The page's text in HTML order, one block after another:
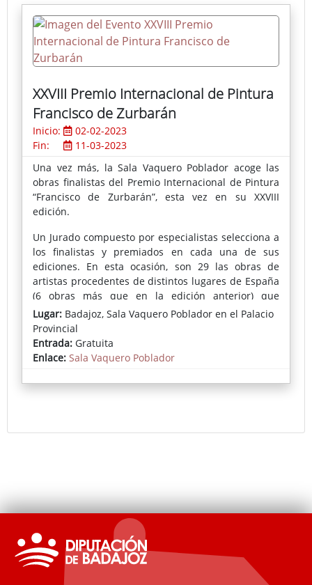
XXVIII Premio Internacional de Pintura
Francisco de Zurbarán
Inicio:
02-02-2023
Fin:
11-03-2023
Una vez más, la Sala Vaquero Poblador acoge las
obras finalistas del Premio Internacional de Pintura
“Francisco de Zurbarán”, esta vez en su XXVIII
edición.
Un Jurado compuesto por especialistas selecciona a
los finalistas y premiados en cada una de sus
ediciones. En esta ocasión, son 29 las obras de
artistas procedentes de distintos lugares de España
(6 obras más que en la edición anterior) que
podremos conocer desde hoy y hasta el 11 de
marzo, constatando una vez más la vitalidad de esta
convocatoria.
En esta edición han sido premiados Alejandro Galán
Vázquez (primer premio), Rafael Cervantes (segundo
Lugar: Badajoz, Sala Vaquero Poblador en el Palacio
Provincial
Entrada: Gratuita
Enlace: Sala Vaquero Poblador